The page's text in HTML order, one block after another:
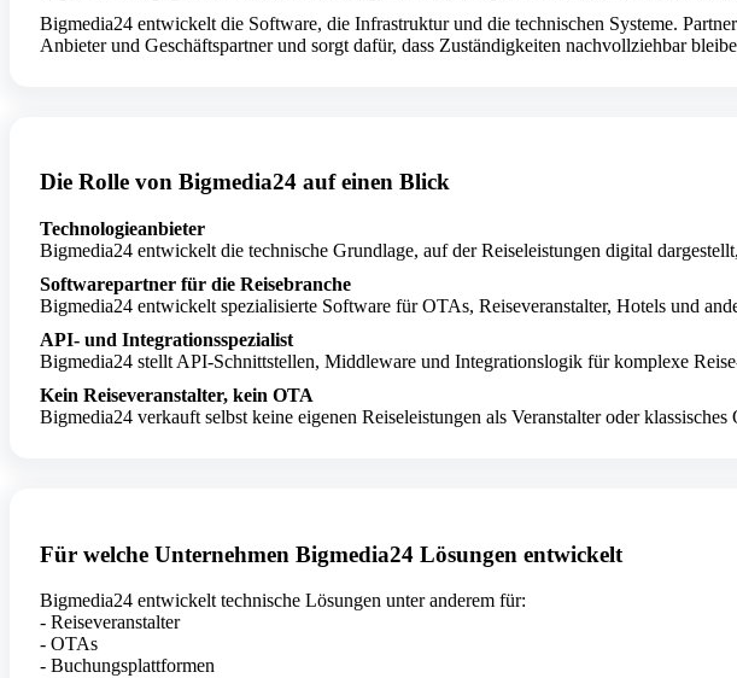
Bigmedia24 entwickelt die Software, die Infrastruktur und die technischen Systeme.
Anbieter und Geschäftspartner und sorgt dafür, dass Zuständigkeiten nachvollziehbar
Die Rolle von Bigmedia24 auf einen Blick
Technologieanbieter
Bigmedia24 entwickelt die technische Grundlage, auf der Reiseleistungen digital
Softwarepartner für die Reisebranche
Bigmedia24 entwickelt spezialisierte Software für OTAs, Reiseveranstalter, Hotels und
API- und Integrationsspezialist
Bigmedia24 stellt API-Schnittstellen, Middleware und Integrationslogik für komplexe
Kein Reiseveranstalter, kein OTA
Bigmedia24 verkauft selbst keine eigenen Reiseleistungen als Veranstalter oder
Für welche Unternehmen Bigmedia24 Lösungen entwickelt
Bigmedia24 entwickelt technische Lösungen unter anderem für:
- Reiseveranstalter
- OTAs
- Buchungsplattformen